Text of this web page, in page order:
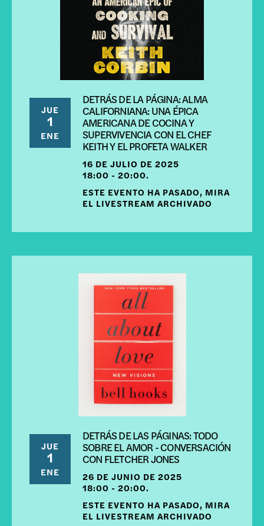
JUE
1
ENE
DETRÁS DE LA PÁGINA: ALMA
CALIFORNIANA: UNA ÉPICA
AMERICANA DE COCINA Y
SUPERVIVENCIA CON EL CHEF
KEITH Y EL PROFETA WALKER
16 DE JULIO DE 2025
18:00 - 20:00.
ESTE EVENTO HA PASADO, MIRA
EL LIVESTREAM ARCHIVADO
JUE
1
ENE
DETRÁS DE LAS PÁGINAS: TODO
SOBRE EL AMOR - CONVERSACIÓN
CON FLETCHER JONES
26 DE JUNIO DE 2025
18:00 - 20:00.
ESTE EVENTO HA PASADO, MIRA
EL LIVESTREAM ARCHIVADO